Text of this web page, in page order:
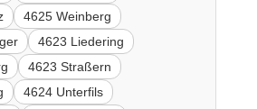
4625 Weinberg
4623 Liedering
4623 Straßern
4624 Unterfils